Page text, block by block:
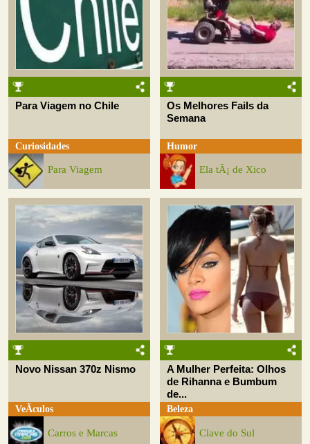
Para Viagem no Chile
Curiosidades
Para Viagem
Os Melhores Fails da
Semana
Humor
Ela tÃ¡ de Xico
Novo Nissan 370z Nismo
VeÃ­culos
Carros e Marcas
A Mulher Perfeita: Olhos
de Rihanna e Bumbum
de...
Beleza
Clave do Sul